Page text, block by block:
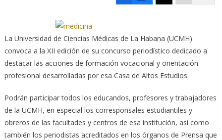
La Universidad de Ciencias Médicas de La Habana (UCMH)
convoca a la XII edición de su concurso periodístico dedicado a
destacar las acciones de formación vocacional y orientación
profesional desarrolladas por esa Casa de Altos Estudios.
Podrán participar todos los educandos, profesores y trabajadores
de la UCMH, en especial los corresponsales estudiantiles y
obreros de las facultades y centros de esa institución, así como
también los periodistas acreditados en los órganos de Prensa que